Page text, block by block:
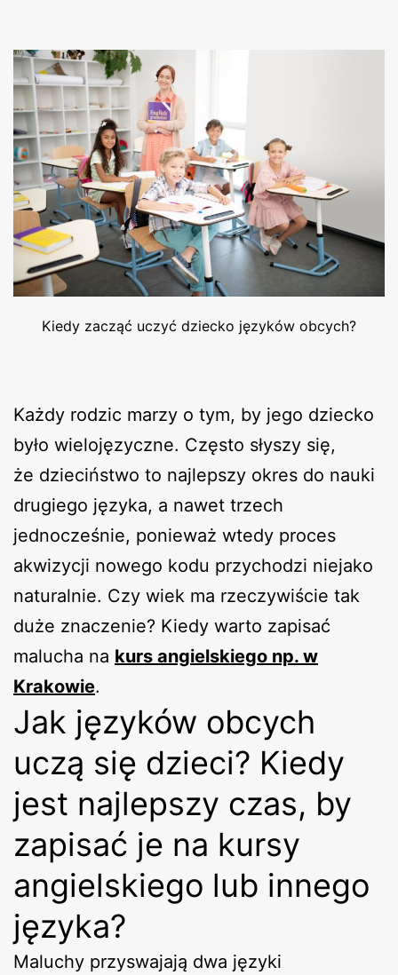
Kiedy zacząć uczyć dziecko języków obcych?
Każdy rodzic marzy o tym, by jego dziecko
było wielojęzyczne. Często słyszy się,
że dzieciństwo to najlepszy okres do nauki
drugiego języka, a nawet trzech
jednocześnie, ponieważ wtedy proces
akwizycji nowego kodu przychodzi niejako
naturalnie. Czy wiek ma rzeczywiście tak
duże znaczenie? Kiedy warto zapisać
malucha na kurs angielskiego np. w
Krakowie.
Jak języków obcych
uczą się dzieci? Kiedy
jest najlepszy czas, by
zapisać je na kursy
angielskiego lub innego
języka?
Maluchy przyswajają dwa języki